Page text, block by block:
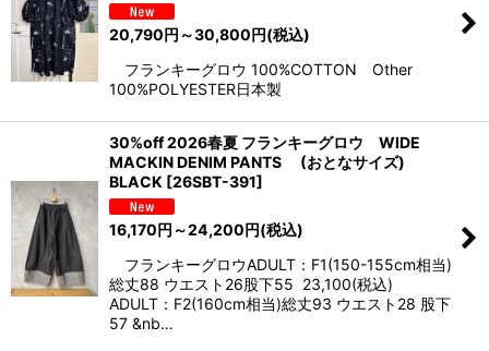
20,790円 ～30,800円(税込)
フランキーグロウ 100%COTTON Other
100%POLYESTER日本製
30%off 2026春夏 フランキーグロウ WIDE
MACKIN DENIM PANTS (おとなサイズ)
BLACK [26SBT-391]
16,170円 ～24,200円(税込)
フランキーグロウADULT：F1(150-155cm相当)
総丈88 ウエスト26股下55 23,100(税込)
ADULT：F2(160cm相当)総丈93 ウエスト28 股下
57 &nb…